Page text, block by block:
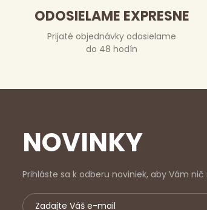
ODOSIELAME EXPRESNE
Prijaté objednávky odosielame
do 48 hodín
NOVINKY
Prihláste sa k odberu noviniek, aby Vám nič